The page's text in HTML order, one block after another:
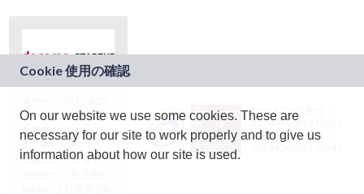
ドコモグループの新
規事業創出プログラ
ム「docomo
STARTUP」を通じて
JASRAC許諾番号：
9024936001Y45037
JASRAC許諾番号：
On our website we use some cookies. These are
necessary for our site to work properly and to give us
information about how our site is used.